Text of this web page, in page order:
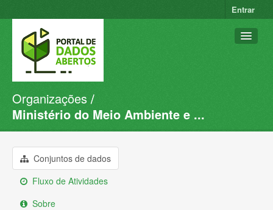
Entrar
Conjuntos de dados
Organizações
Sobre
Organizações
Ministério do Meio Ambiente e ...
Conjuntos de dados
Fluxo de Atividades
Sobre